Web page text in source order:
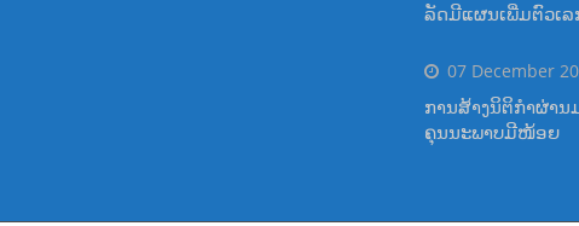
ລັດມີແຜນເພີ່ມຕົວເ
07 December
ການສ້າງນິຕິກຳຜ່າ
ຄຸນນະພາບມີໜ້ອຍ